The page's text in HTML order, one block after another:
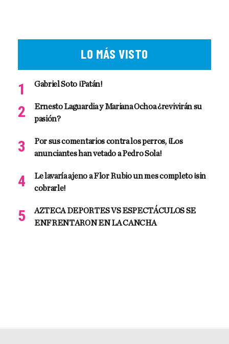
LO MÁS VISTO
Gabriel Soto ¡Patán!
Ernesto Laguardia y Mariana Ochoa ¿revivirán su
pasión?
Por sus comentarios contra los perros, ¡Los
anunciantes han vetado a Pedro Sola!
Le lavaría ajeno a Flor Rubio un mes completo ¡sin
cobrarle!
AZTECA DEPORTES VS ESPECTÁCULOS SE
ENFRENTARON EN LA CANCHA